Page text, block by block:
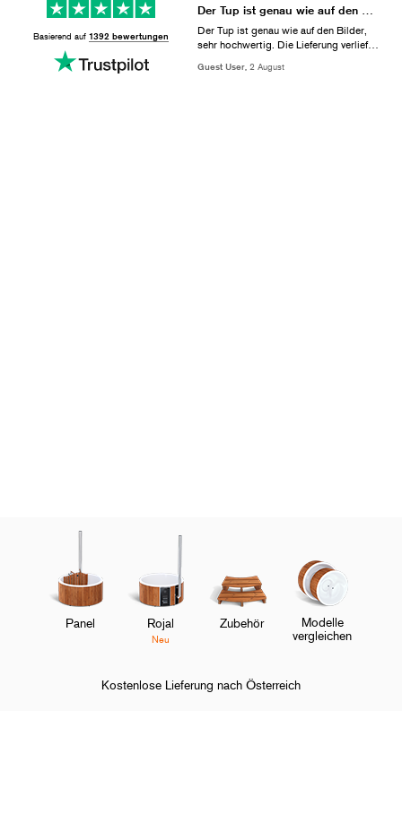
Basierend auf1392 bewertungen
Der Tup ist genau wie auf den Bilder,
sehr hochwertig. Die Lieferung verlief
damit
Guest User, 2 August
Panel Rojal
Neu
Zubehör
Modelle
vergleichen
Kostenlose Lieferung nach Österreich